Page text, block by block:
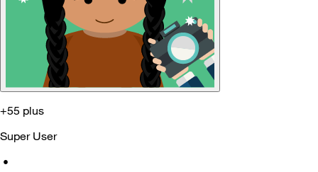
+55 plus
Super User
•